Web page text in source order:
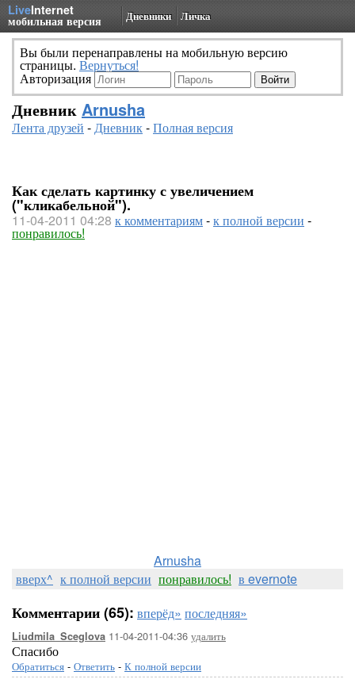
LiveInternet
мобильная версия Дневники Личка
Вы были перенаправлены на мобильную версию
страницы. Вернуться!
Авторизация
Дневник Arnusha
Лента друзей -Дневник-Полная версия
Как сделать картинку с увеличением
("кликабельной").
11-04-2011 04:28 к комментариям-к полной версии -
понравилось!
Arnusha
вверх^ к полной версии понравилось! в evernote
Комментарии (65): вперёд» последняя»
Liudmila_Sceglova 11-04-2011-04:36 удалить
Спасибо
Обратиться - Ответить - К полной версии